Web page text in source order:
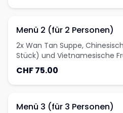
Menü 2 (für 2 Personen)
2x Wan Tan Suppe,
Stück) und Vietnamesische
Gegrillte Ente und
CHF 75.00
Menü 3 (für 3 Personen)